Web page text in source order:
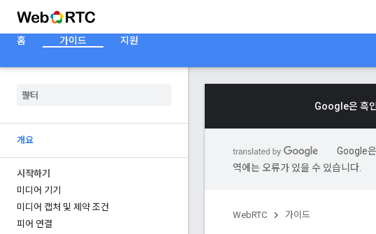
홈 가이드 지원
개요
시작하기
미디어 기기
미디어 캡처 및 제약 조건
피어 연결
Google은 흑
Google
역에는 오류가 있을 수 있습니다.
WebRTC 가이드